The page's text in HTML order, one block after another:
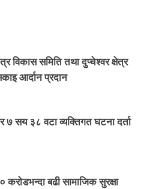
विकास समिति तथा दुप्चेश्वर क्षेत्र
आर्दान प्रदान
७ सय ३८ वटा व्यक्तिगत घटना दर्ता
बढी सामाजिक सुरक्षा